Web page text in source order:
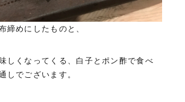
締めにしたものと、
しくなってくる、白子とポン酢で食べ
しでございます。